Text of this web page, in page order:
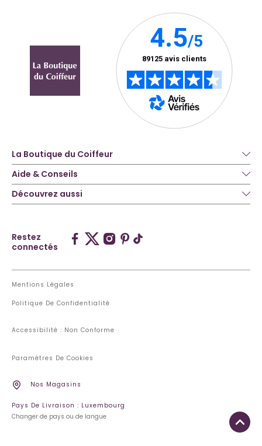
La Boutique du Coiffeur
Aide & Conseils
Découvrez aussi
Restez
connectés
Mentions Légales
Politique De Confidentialité
Accessibilité : Non Conforme
Paramètres De Cookies
Nos Magasins
Pays De Livraison : Luxembourg
Changer de pays ou de langue